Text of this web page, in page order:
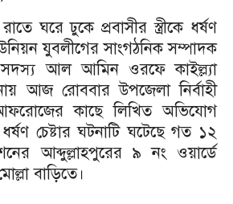
ঘরে ঢুকে প্রবাসীর স্ত্রীকে ধর্ষণ
যুবলীগের সাংগঠনিক সম্পাদক
আল আমিন ওরফে কাইল্ল্যা
আজ রোববার উপজেলা নির্বাহী
কাছে লিখিত অভিযোগ
চেষ্টার ঘটনাটি ঘটেছে গত ১২
আব্দুল্লাহপুরের ৯ নং ওয়ার্ডে
বাড়িতে।